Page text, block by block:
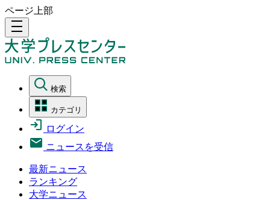
ページ上部
density_medium
検索
カテゴリ
ログイン
ニュースを受信
最新ニュース
ランキング
大学ニュース